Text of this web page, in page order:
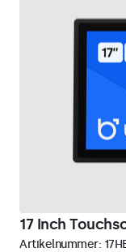
17 Inch
Artikelnummer: